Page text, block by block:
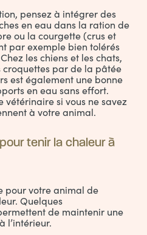
pensez à intégrer des
en eau dans la ration de
ou la courgette (crus et
par exemple bien tolérés
les chiens et les chats,
par de la pâtée
est également une bonne
en eau sans effort.
vétérinaire si vous ne savez
à votre animal.
tenir la chaleur à
pour votre animal de
Quelques
de maintenir une
l’intérieur.